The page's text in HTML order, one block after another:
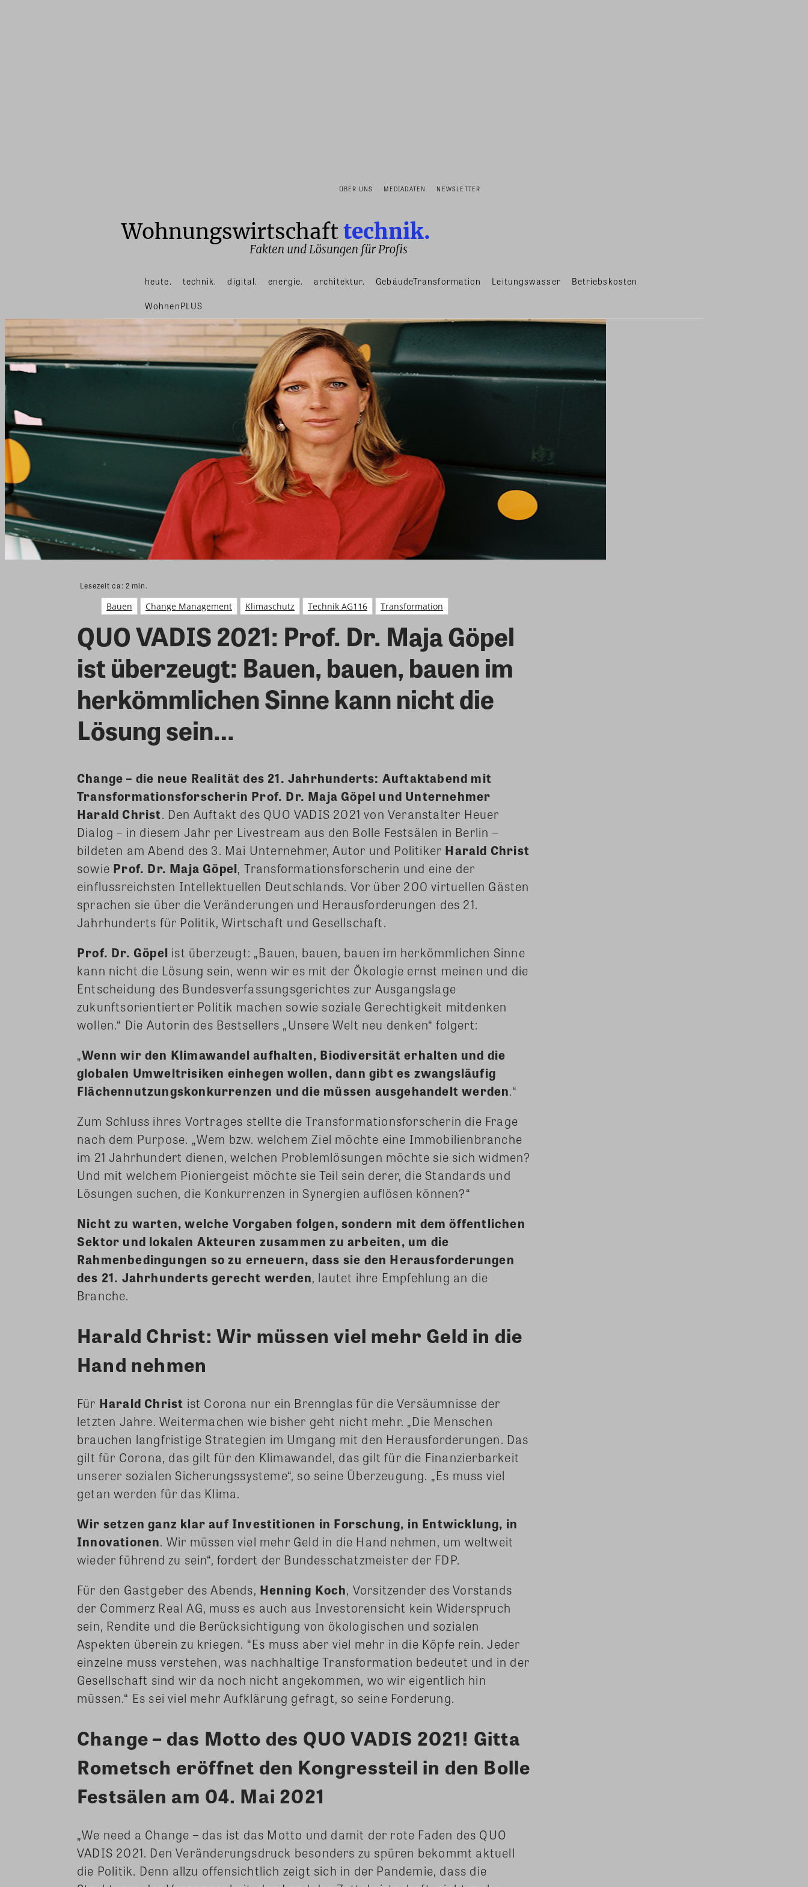
ÜBER UNS MEDIADATEN NEWSLETTER
heute. technik. digital. energie. architektur. GebäudeTransformation Leitungswasser Betriebskosten
WohnenPLUS
Lesezeit ca: 2 min.
Bauen Change Management Klimaschutz Technik AG116 Transformation
QUO VADIS 2021: Prof. Dr. Maja Göpel
ist überzeugt: Bauen, bauen, bauen im
herkömmlichen Sinne kann nicht die
Lösung sein…
Change – die neue Realität des 21. Jahrhunderts: Auftaktabend mit
Transformationsforscherin Prof. Dr. Maja Göpel und Unternehmer
Harald Christ. Den Auftakt des QUO VADIS 2021 von Veranstalter Heuer
Dialog – in diesem Jahr per Livestream aus den Bolle Festsälen in Berlin –
bildeten am Abend des 3. Mai Unternehmer, Autor und Politiker Harald Christ
sowie Prof. Dr. Maja Göpel, Transformationsforscherin und eine der
einflussreichsten Intellektuellen Deutschlands. Vor über 200 virtuellen Gästen
sprachen sie über die Veränderungen und Herausforderungen des 21.
Jahrhunderts für Politik, Wirtschaft und Gesellschaft.
Prof. Dr. Göpel ist überzeugt: „Bauen, bauen, bauen im herkömmlichen Sinne
kann nicht die Lösung sein, wenn wir es mit der Ökologie ernst meinen und die
Entscheidung des Bundesverfassungsgerichtes zur Ausgangslage
zukunftsorientierter Politik machen sowie soziale Gerechtigkeit mitdenken
wollen.“ Die Autorin des Bestsellers „Unsere Welt neu denken“ folgert:
„Wenn wir den Klimawandel aufhalten, Biodiversität erhalten und die
globalen Umweltrisiken einhegen wollen, dann gibt es zwangsläufig
Flächennutzungskonkurrenzen und die müssen ausgehandelt werden.“
Zum Schluss ihres Vortrages stellte die Transformationsforscherin die Frage
nach dem Purpose. „Wem bzw. welchem Ziel möchte eine Immobilienbranche
im 21 Jahrhundert dienen, welchen Problemlösungen möchte sie sich widmen?
Und mit welchem Pioniergeist möchte sie Teil sein derer, die Standards und
Lösungen suchen, die Konkurrenzen in Synergien auflösen können?“
Nicht zu warten, welche Vorgaben folgen, sondern mit dem öffentlichen
Sektor und lokalen Akteuren zusammen zu arbeiten, um die
Rahmenbedingungen so zu erneuern, dass sie den Herausforderungen
des 21. Jahrhunderts gerecht werden, lautet ihre Empfehlung an die
Branche.
Harald Christ: Wir müssen viel mehr Geld in die
Hand nehmen
Für Harald Christ ist Corona nur ein Brennglas für die Versäumnisse der
letzten Jahre. Weitermachen wie bisher geht nicht mehr. „Die Menschen
brauchen langfristige Strategien im Umgang mit den Herausforderungen. Das
gilt für Corona, das gilt für den Klimawandel, das gilt für die Finanzierbarkeit
unserer sozialen Sicherungssysteme“, so seine Überzeugung. „Es muss viel
getan werden für das Klima.
Wir setzen ganz klar auf Investitionen in Forschung, in Entwicklung, in
Innovationen. Wir müssen viel mehr Geld in die Hand nehmen, um weltweit
wieder führend zu sein“, fordert der Bundesschatzmeister der FDP.
Für den Gastgeber des Abends, Henning Koch, Vorsitzender des Vorstands
der Commerz Real AG, muss es auch aus Investorensicht kein Widerspruch
sein, Rendite und die Berücksichtigung von ökologischen und sozialen
Aspekten überein zu kriegen. “Es muss aber viel mehr in die Köpfe rein. Jeder
einzelne muss verstehen, was nachhaltige Transformation bedeutet und in der
Gesellschaft sind wir da noch nicht angekommen, wo wir eigentlich hin
müssen.“ Es sei viel mehr Aufklärung gefragt, so seine Forderung.
Change – das Motto des QUO VADIS 2021! Gitta
Rometsch eröffnet den Kongressteil in den Bolle
Festsälen am 04. Mai 2021
„We need a Change – das ist das Motto und damit der rote Faden des QUO
VADIS 2021. Den Veränderungsdruck besonders zu spüren bekommt aktuell
die Politik. Denn allzu offensichtlich zeigt sich in der Pandemie, dass die